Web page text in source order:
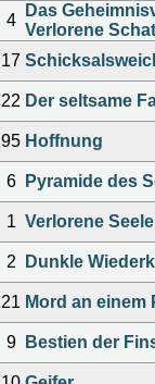
4
Das
Verlorene
17
22 Der seltsame
95 Hoffnung
6 Pyramide des
1 Verlorene
2 Dunkle
21 Mord an einem
9 Bestien der